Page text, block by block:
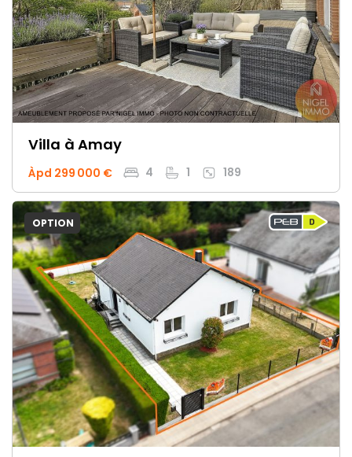
Villa à Amay
Àpd 299 000 € 4 1 189
OPTION